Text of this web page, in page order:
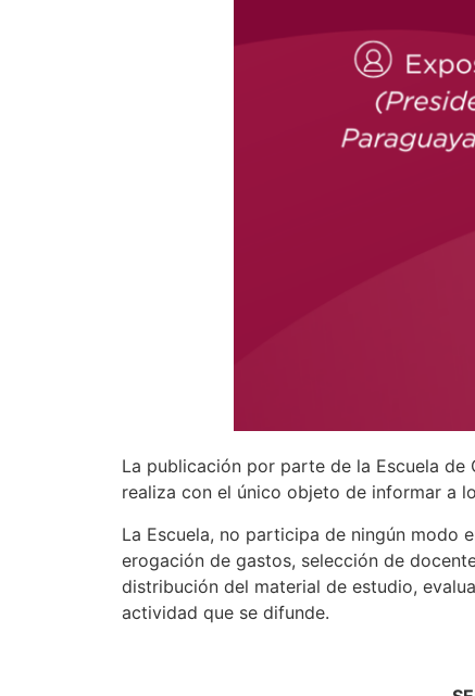
La publicación por parte de la Escuela de
realiza con el único objeto de informar a
La Escuela, no participa de ningún modo
erogación de gastos, selección de
distribución del material de estudio,
actividad que se difunde.